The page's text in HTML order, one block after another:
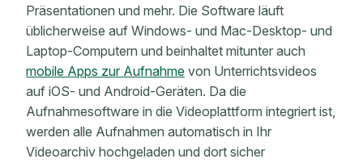
Präsentationen und mehr. Die Software läuft
üblicherweise auf Windows- und Mac-Desktop- und
Laptop-Computern und beinhaltet mitunter auch
mobile Apps zur Aufnahme von Unterrichtsvideos
auf iOS- und Android-Geräten. Da die
Aufnahmesoftware in die Videoplattform integriert ist,
werden alle Aufnahmen automatisch in Ihr
Videoarchiv hochgeladen und dort sicher